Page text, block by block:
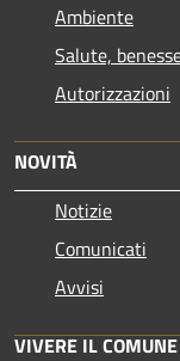
Ambiente
Salute,
Autorizzazioni
NOVITÀ
Notizie
Comunicati
Avvisi
VIVERE IL COMUNE